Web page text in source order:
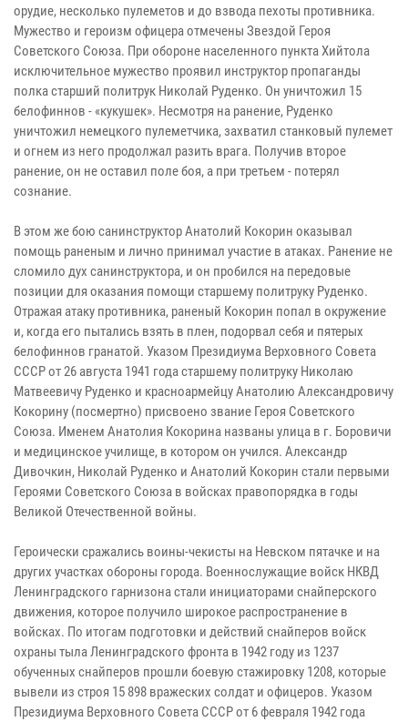
орудие, несколько пулеметов и до взвода пехоты противника.
Мужество и героизм офицера отмечены Звездой Героя
Советского Союза. При обороне населенного пункта Хийтола
исключительное мужество проявил инструктор пропаганды
полка старший политрук Николай Руденко. Он уничтожил 15
белофиннов - «кукушек». Несмотря на ранение, Руденко
уничтожил немецкого пулеметчика, захватил станковый пулемет
и огнем из него продолжал разить врага. Получив второе
ранение, он не оставил поле боя, а при третьем - потерял
сознание.
В этом же бою санинструктор Анатолий Кокорин оказывал
помощь раненым и лично принимал участие в атаках. Ранение не
сломило дух санинструктора, и он пробился на передовые
позиции для оказания помощи старшему политруку Руденко.
Отражая атаку противника, раненый Кокорин попал в окружение
и, когда его пытались взять в плен, подорвал себя и пятерых
белофиннов гранатой. Указом Президиума Верховного Совета
СССР от 26 августа 1941 года старшему политруку Николаю
Матвеевичу Руденко и красноармейцу Анатолию Александровичу
Кокорину (посмертно) присвоено звание Героя Советского
Союза. Именем Анатолия Кокорина названы улица в г. Боровичи
и медицинское училище, в котором он учился. Александр
Дивочкин, Николай Руденко и Анатолий Кокорин стали первыми
Героями Советского Союза в войсках правопорядка в годы
Великой Отечественной войны.
Героически сражались воины-чекисты на Невском пятачке и на
других участках обороны города. Военнослужащие войск НКВД
Ленинградского гарнизона стали инициаторами снайперского
движения, которое получило широкое распространение в
войсках. По итогам подготовки и действий снайперов войск
охраны тыла Ленинградского фронта в 1942 году из 1237
обученных снайперов прошли боевую стажировку 1208, которые
вывели из строя 15 898 вражеских солдат и офицеров. Указом
Президиума Верховного Совета СССР от 6 февраля 1942 года